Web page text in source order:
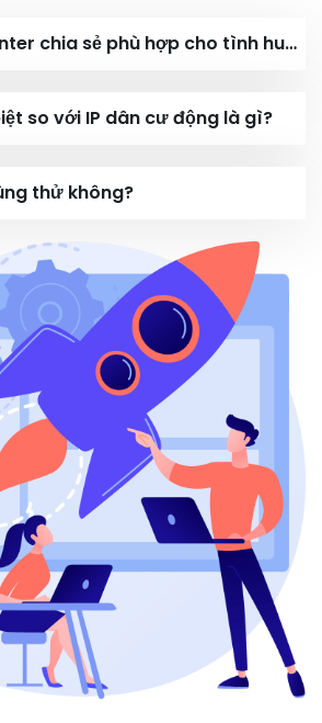
Q2: IP datacenter chia sẻ phù hợp cho tình huống nào?
so với IP dân cư động là gì?
thử không?